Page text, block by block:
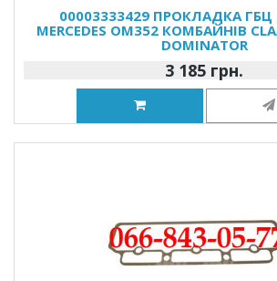
00003333429 ПРОКЛАДКА
MERCEDES OM352 КОМБАЙНІВ
DOMINATOR
3 185 грн.